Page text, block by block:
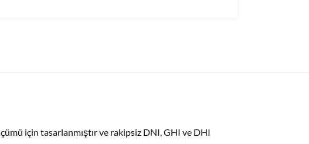
için tasarlanmıştır ve rakipsiz DNI, GHI ve DHI